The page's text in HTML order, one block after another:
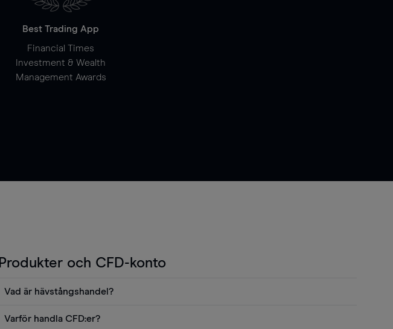
Best Trading App
Financial Times
Investment & Wealth
Management Awards
Produkter och CFD-konto
Vad är hävstångshandel?
Varför handla CFD:er?